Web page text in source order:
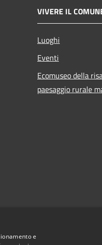
VIVERE IL
Luoghi
Eventi
Ecomuseo della
paesaggio rurale
e